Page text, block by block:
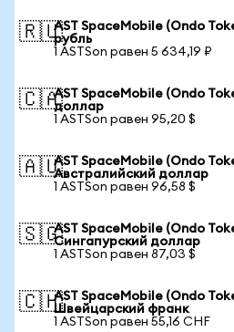
🇷🇺AST SpaceMobile (Ondo
рубль
1 ASTSon равен 5 634,19 ₽
🇨🇦AST SpaceMobile (Ondo
доллар
1 ASTSon равен 95,20 $
🇦🇺AST SpaceMobile (Ondo
Австралийский доллар
1 ASTSon равен 96,58 $
🇸🇬AST SpaceMobile (Ondo
Сингапурский доллар
1 ASTSon равен 87,03 $
🇨🇭AST SpaceMobile (Ondo
Швейцарский франк
1 ASTSon равен 55,16 CHF